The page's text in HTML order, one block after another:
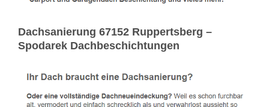
Dachsanierung 67152 Ruppertsberg –
Spodarek Dachbeschichtungen